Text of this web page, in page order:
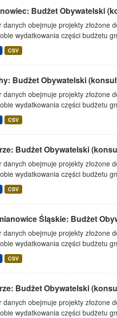
Budżet Obywatelski
danych obejmuje projekty złożone
wydatkowania części budżetu
CSV
Budżet Obywatelski
danych obejmuje projekty złożone
wydatkowania części budżetu
CSV
Budżet Obywatelski
danych obejmuje projekty złożone
wydatkowania części budżetu
CSV
Śląskie: Budżet
danych obejmuje projekty złożone
wydatkowania części budżetu
CSV
Budżet Obywatelski
danych obejmuje projekty złożone
wydatkowania części budżetu